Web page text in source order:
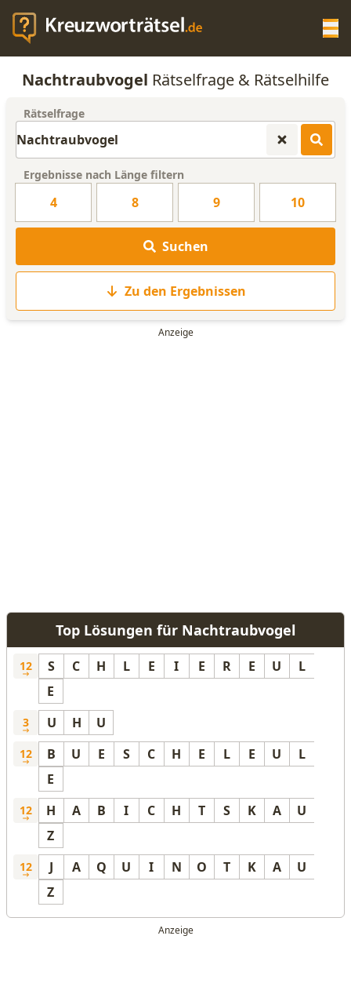
KREUZWORTRÄTSEL-HILFE
WORTLISTE
Nachtraubvogel Rätselfrage & Rätselhilfe
Rätselfrage
Ergebnisse nach Länge filtern
4 8 9 10
Suchen
Zu den Ergebnissen
Top Lösungen für Nachtraubvogel
12 S C H L E I E R E U
L
E
3 U H U
12 B U E S C H E L E U
L
E
12 H A B I C H T S K A
U
Z
12 J A Q U I N O T K A
U
Z